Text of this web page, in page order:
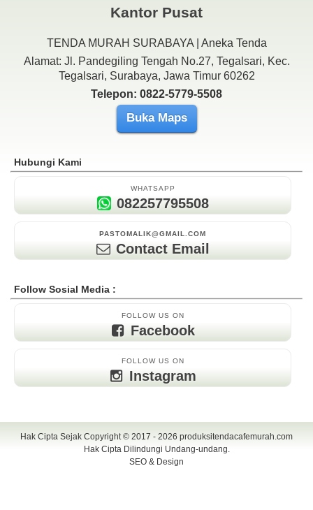
Kantor Pusat
TENDA MURAH SURABAYA | Aneka Tenda
Alamat: Jl. Pandegiling Tengah No.27, Tegalsari, Kec.
Tegalsari, Surabaya, Jawa Timur 60262
Telepon: 0822-5779-5508
Buka Maps
Hubungi Kami
WHATSAPP
082257795508
PASTOMALIK@GMAIL.COM
Contact Email
Follow Sosial Media :
FOLLOW US ON
Facebook
FOLLOW US ON
Instagram
Hak Cipta Sejak Copyright © 2017 - 2026 produksitendacafemurah.com
Hak Cipta Dilindungi Undang-undang.
SEO & Design